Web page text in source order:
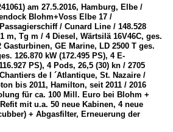
am 27.5.2016, Hamburg, Elbe /
Blohm+Voss Elbe 17 /
/ Cunard Line / 148.528
m, Tg m / 4 Diesel, Wärtsilä 16V46C, ges.
Gasturbinen, GE Marine, LD 2500 T ges.
126.870 kW (172.495 PS), 4 E-
PS), 4 Pods, 26,5 (30) kn / 2705
de l ´Atlantique, St. Nazaire /
bis 2011, Hamilton, seit 2011 / 2016
für ca. 100 Mill. Euro bei Blohm +
mit u.a. 50 neue Kabinen, 4 neue
+ Abgasfilter, Erneuerung der